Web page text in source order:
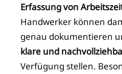
Erfassung von
Handwerker können
genau dokumentieren
klare und
Verfügung stellen.